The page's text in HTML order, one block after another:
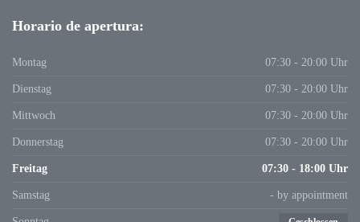
Horario de apertura:
Montag 07:30 - 20:00 Uhr
Dienstag 07:30 - 20:00 Uhr
Mittwoch 07:30 - 20:00 Uhr
Donnerstag 07:30 - 20:00 Uhr
Freitag 07:30 - 18:00 Uhr
Samstag - by appointment